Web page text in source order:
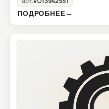
ПОДРОБНЕЕ→